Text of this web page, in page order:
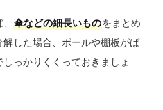
、傘などの細長いものをまとめ
した場合、ポールや棚板がば
っかりくくっておきましょ